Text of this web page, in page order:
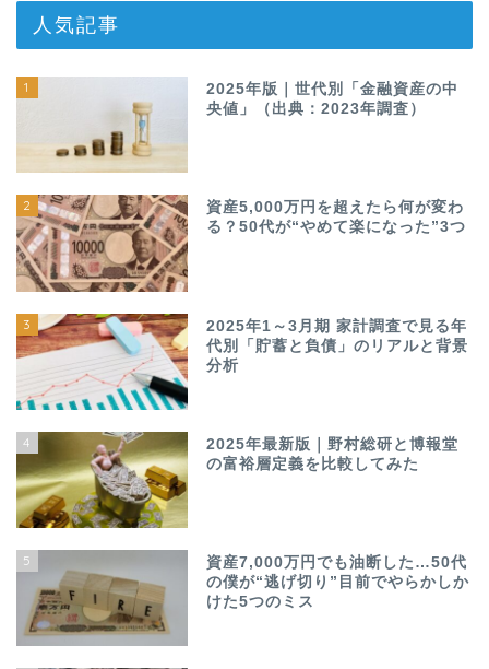
人気記事
1
2025年版｜世代別「金融資産の中
央値」（出典：2023年調査）
2
資産5,000万円を超えたら何が変わ
る？50代が“やめて楽になった”3つ
3
2025年1～3月期 家計調査で見る年
代別「貯蓄と負債」のリアルと背景
分析
4
2025年最新版｜野村総研と博報堂
の富裕層定義を比較してみた
5
資産7,000万円でも油断した…50代
の僕が“逃げ切り”目前でやらかしか
けた5つのミス